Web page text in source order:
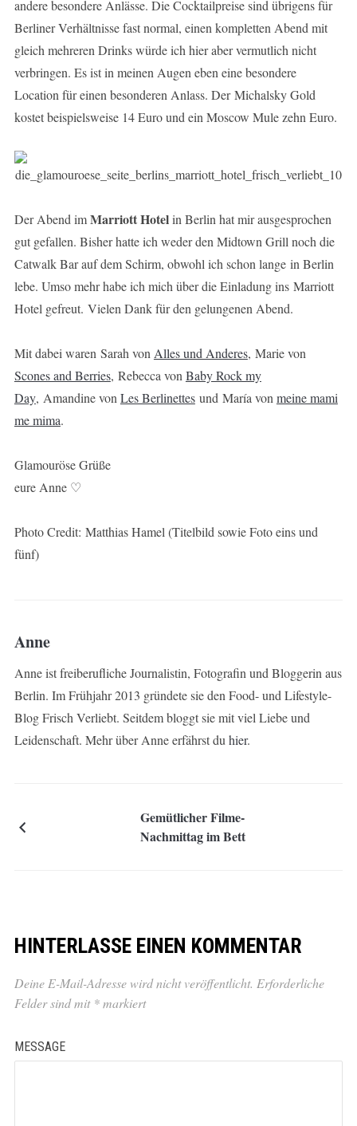
andere besondere Anlässe. Die Cocktailpreise sind übrigens für
Berliner Verhältnisse fast normal, einen kompletten Abend mit
gleich mehreren Drinks würde ich hier aber vermutlich nicht
verbringen. Es ist in meinen Augen eben eine besondere
Location für einen besonderen Anlass. Der Michalsky Gold
kostet beispielsweise 14 Euro und ein Moscow Mule zehn Euro.
Der Abend imMarriott Hotelin Berlin hat mir ausgesprochen
gut gefallen. Bisher hatte ich weder den Midtown Grill noch die
Catwalk Bar auf dem Schirm, obwohl ich schon lange in Berlin
lebe. Umso mehr habe ich mich über die Einladung ins Marriott
Hotel gefreut. Vielen Dank für den gelungenen Abend.
Mit dabei waren Sarah von Alles und Anderes, Marie von
Scones and Berries, Rebecca von Baby Rock my
Day, Amandine von Les Berlinettesund María von meine mami
me mima.
Glamouröse Grüße
eure Anne ♡
Photo Credit: Matthias Hamel (Titelbild sowie Foto eins und
fünf)
Anne
Anne ist freiberufliche Journalistin, Fotografin und Bloggerin aus
Berlin. Im Frühjahr 2013 gründete sie den Food- und Lifestyle-
Blog Frisch Verliebt. Seitdem bloggt sie mit viel Liebe und
Leidenschaft. Mehr über Anne erfährst du hier.
Gemütlicher Filme-
Nachmittag im Bett
HINTERLASSE EINEN KOMMENTAR
Deine E-Mail-Adresse wird nicht veröffentlicht. Erforderliche
Felder sind mit *markiert
MESSAGE